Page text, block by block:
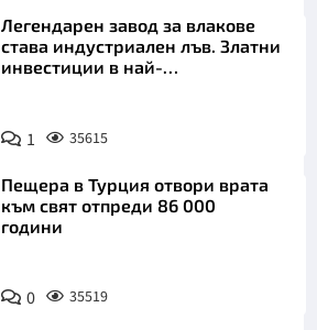
Легендарен завод за влакове
става индустриален лъв. Златни
инвестиции в най-
1 35615
Пещера в Турция отвори врата
към свят отпреди 86 000
години
0 35519